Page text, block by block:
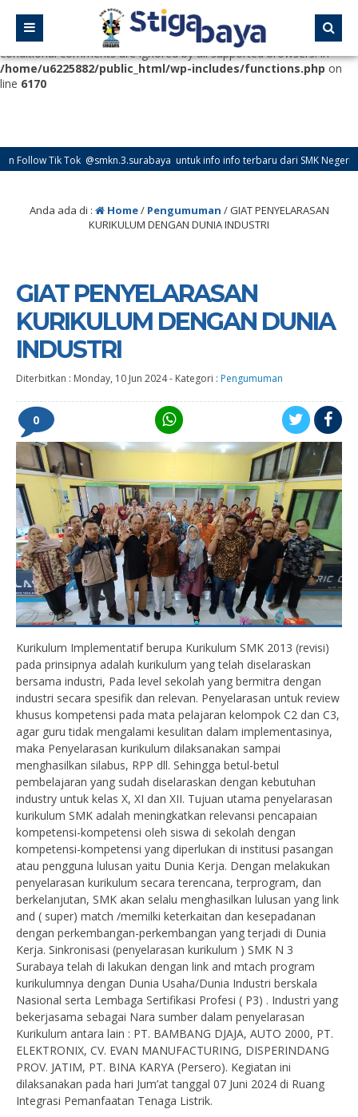
Deprecated
: Function WP_Dependencies->add_data() was called
with an argument that is
deprecated
since version 6.9.0! IE
conditional comments are ignored by all supported browsers. in
/home/u6225882/public_html/wp-includes/functions.php on
line 6170
@smkn.3.surabaya untuk info info terbaru dari SMK Negeri 3 Surabaya
Anda ada di : Home/ Pengumuman /GIAT PENYELARASAN
KURIKULUM DENGAN DUNIA INDUSTRI
GIAT PENYELARASAN
KURIKULUM DENGAN DUNIA
INDUSTRI
Diterbitkan : Monday, 10 Jun 2024- Kategori : Pengumuman
0
Kurikulum Implementatif berupa Kurikulum SMK 2013 (revisi)
pada prinsipnya adalah kurikulum yang telah diselaraskan
bersama industri, Pada level sekolah yang bermitra dengan
industri secara spesifik dan relevan. Penyelarasan untuk review
khusus kompetensi pada mata pelajaran kelompok C2 dan C3,
agar guru tidak mengalami kesulitan dalam implementasinya,
maka Penyelarasan kurikulum dilaksanakan sampai
menghasilkan silabus, RPP dll. Sehingga betul-betul
pembelajaran yang sudah diselaraskan dengan kebutuhan
industry untuk kelas X, XI dan XII. Tujuan utama penyelarasan
kurikulum SMK adalah meningkatkan relevansi pencapaian
kompetensi-kompetensi oleh siswa di sekolah dengan
kompetensi-kompetensi yang diperlukan di institusi pasangan
atau pengguna lulusan yaitu Dunia Kerja. Dengan melakukan
penyelarasan kurikulum secara terencana, terprogram, dan
berkelanjutan, SMK akan selalu menghasilkan lulusan yang link
and ( super) match /memilki keterkaitan dan kesepadanan
dengan perkembangan-perkembangan yang terjadi di Dunia
Kerja. Sinkronisasi (penyelarasan kurikulum ) SMK N 3
Surabaya telah di lakukan dengan link and mtach program
kurikulumnya dengan Dunia Usaha/Dunia Industri berskala
Nasional serta Lembaga Sertifikasi Profesi ( P3) . Industri yang
bekerjasama sebagai Nara sumber dalam penyelarasan
Kurikulum antara lain : PT. BAMBANG DJAJA, AUTO 2000, PT.
ELEKTRONIX, CV. EVAN MANUFACTURING, DISPERINDANG
PROV. JATIM, PT. BINA KARYA (Persero). Kegiatan ini
dilaksanakan pada hari Jum’at tanggal 07 Juni 2024 di Ruang
Integrasi Pemanfaatan Tenaga Listrik.